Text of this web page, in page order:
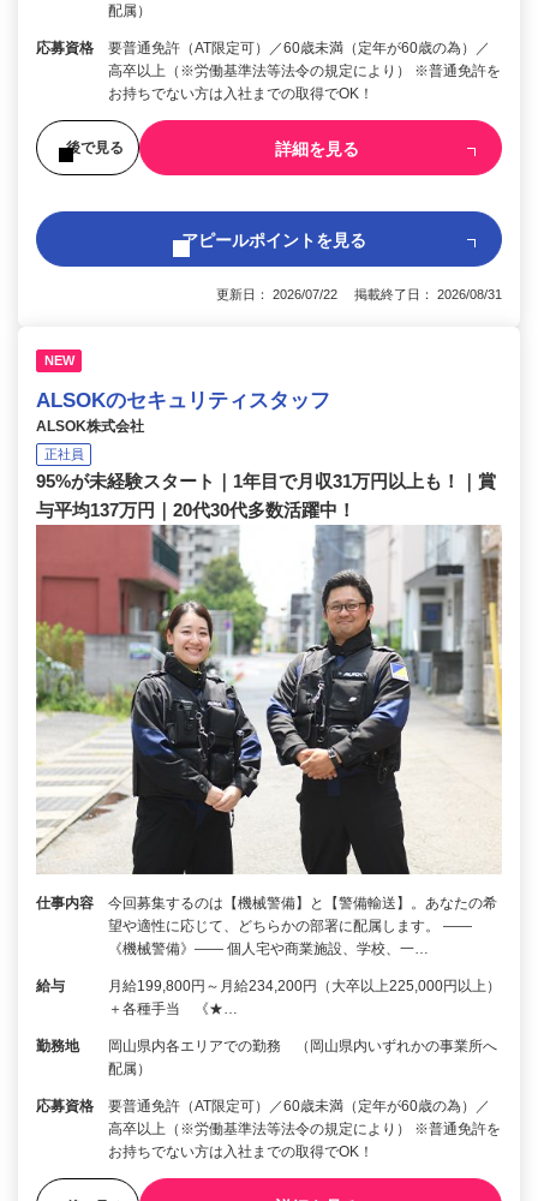
配属）
応募資格
要普通免許（AT限定可）／60歳未満（定年が60歳の為）／
高卒以上（※労働基準法等法令の規定により） ※普通免許を
お持ちでない方は入社までの取得でOK！
後で見る 詳細を見る
アピールポイントを見る
更新日： 2026/07/22 掲載終了日： 2026/08/31
NEW
ALSOKのセキュリティスタッフ
ALSOK株式会社
正社員
95%が未経験スタート｜1年目で月収31万円以上も！｜賞
与平均137万円｜20代30代多数活躍中！
仕事内容
今回募集するのは【機械警備】と【警備輸送】。あなたの希
望や適性に応じて、どちらかの部署に配属します。 ――
《機械警備》―― 個人宅や商業施設、学校、一…
給与
月給199,800円～月給234,200円（大卒以上225,000円以上）
＋各種手当 《★…
勤務地
岡山県内各エリアでの勤務 （岡山県内いずれかの事業所へ
配属）
応募資格
要普通免許（AT限定可）／60歳未満（定年が60歳の為）／
高卒以上（※労働基準法等法令の規定により） ※普通免許を
お持ちでない方は入社までの取得でOK！